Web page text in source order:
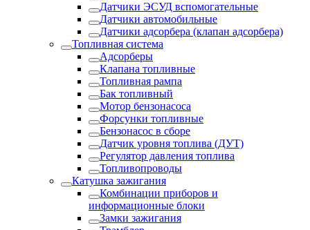
Датчики ЭСУД вспомогательные
Датчики автомобильные
Датчики адсорбера (клапан адсорбера)
Топливная система
Адсорберы
Клапана топливные
Топливная рампа
Бак топливный
Мотор бензонасоса
Форсунки топливные
Бензонасос в сборе
Датчик уровня топлива (ДУТ)
Регулятор давления топлива
Топливопроводы
Катушка зажигания
Комбинации приборов и
информационные блоки
Замки зажигания